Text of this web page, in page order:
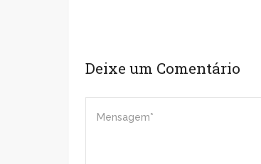
Deixe um Comentário